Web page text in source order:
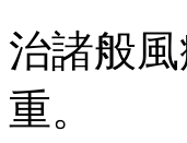
治諸般
重。